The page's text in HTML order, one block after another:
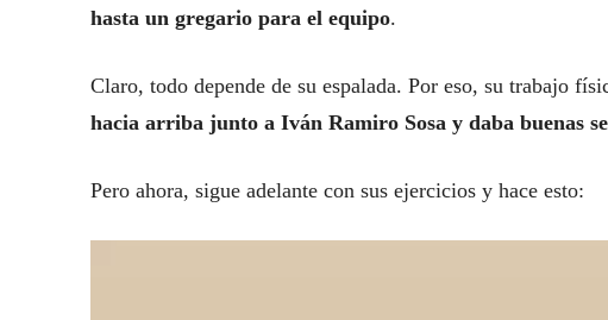
hasta un gregario para el equipo.
Claro, todo depende de su espalada. Por eso, su trabajo
hacia arriba junto a Iván Ramiro Sosa y daba buenas
Pero ahora, sigue adelante con sus ejercicios y hace esto: